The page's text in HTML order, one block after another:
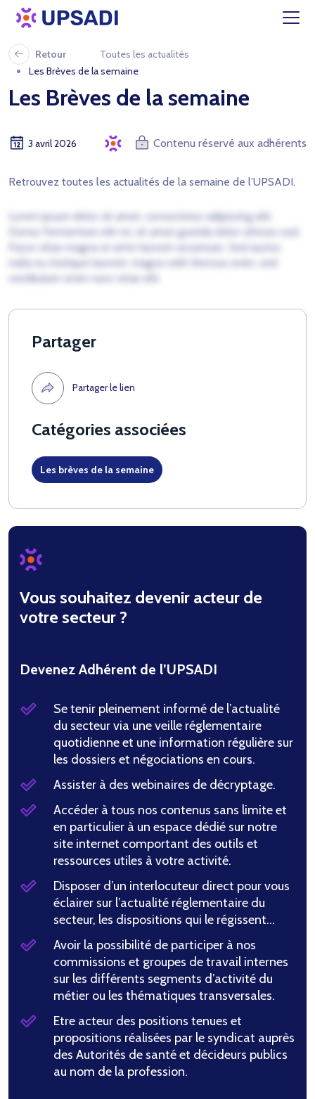
Retour
Toutes les actualités
Les Brèves de la semaine
Les Brèves de la semaine
3 avril 2026 Contenu réservé aux adhérents
Retrouvez toutes les actualités de la semaine de l’UPSADI.
Lorem ipsum dolor sit amet, consectetur adipiscing elit.
Donec fermentum elit mi, sit amet gravida dolor ultrices sed.
Fusce vitae magna ut ante laoreet accumsan. Sed auctor,
nulla eu tristique laoreet, magna velit rhoncus enim, sed
vestibulum enim nunc vitae elit.
Partager
Partager le lien
Catégories associées
Les brèves de la semaine
Vous souhaitez devenir acteur de
votre secteur ?
Devenez Adhérent de l’UPSADI
Se tenir pleinement informé de l’actualité
du secteur via une veille réglementaire
quotidienne et une information régulière sur
les dossiers et négociations en cours.
Assister à des webinaires de décryptage.
Accéder à tous nos contenus sans limite et
en particulier à un espace dédié sur notre
site internet comportant des outils et
ressources utiles à votre activité.
Disposer d’un interlocuteur direct pour vous
éclairer sur l’actualité réglementaire du
secteur, les dispositions qui le régissent…
Avoir la possibilité de participer à nos
commissions et groupes de travail internes
sur les différents segments d’activité du
métier ou les thématiques transversales.
Etre acteur des positions tenues et
propositions réalisées par le syndicat auprès
des Autorités de santé et décideurs publics
au nom de la profession.